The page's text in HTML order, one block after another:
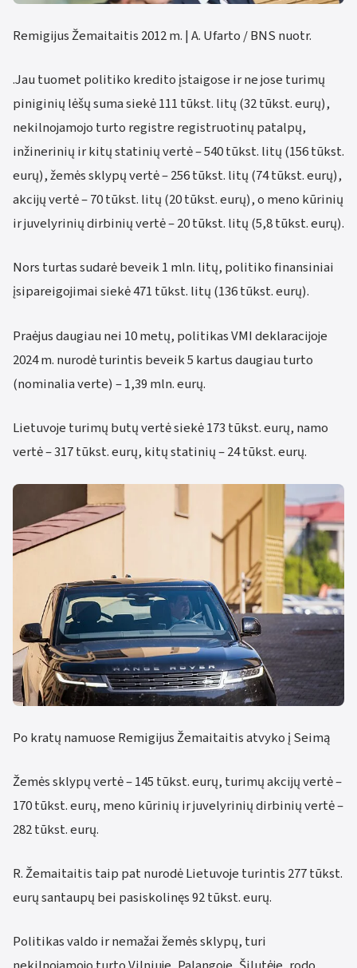
Remigijus Žemaitaitis 2012 m. | A. Ufarto / BNS nuotr.
.Jau tuomet politiko kredito įstaigose ir ne jose turimų
piniginių lėšų suma siekė 111 tūkst. litų (32 tūkst. eurų),
nekilnojamojo turto registre registruotinų patalpų,
inžinerinių ir kitų statinių vertė – 540 tūkst. litų (156 tūkst.
eurų), žemės sklypų vertė – 256 tūkst. litų (74 tūkst. eurų),
akcijų vertė – 70 tūkst. litų (20 tūkst. eurų), o meno kūrinių
ir juvelyrinių dirbinių vertė – 20 tūkst. litų (5,8 tūkst. eurų).
Nors turtas sudarė beveik 1 mln. litų, politiko finansiniai
įsipareigojimai siekė 471 tūkst. litų (136 tūkst. eurų).
Praėjus daugiau nei 10 metų, politikas VMI deklaracijoje
2024 m. nurodė turintis beveik 5 kartus daugiau turto
(nominalia verte) – 1,39 mln. eurų.
Lietuvoje turimų butų vertė siekė 173 tūkst. eurų, namo
vertė – 317 tūkst. eurų, kitų statinių – 24 tūkst. eurų.
Po kratų namuose Remigijus Žemaitaitis atvyko į Seimą
Žemės sklypų vertė – 145 tūkst. eurų, turimų akcijų vertė –
170 tūkst. eurų, meno kūrinių ir juvelyrinių dirbinių vertė –
282 tūkst. eurų.
R. Žemaitaitis taip pat nurodė Lietuvoje turintis 277 tūkst.
eurų santaupų bei pasiskolinęs 92 tūkst. eurų.
Politikas valdo ir nemažai žemės sklypų, turi